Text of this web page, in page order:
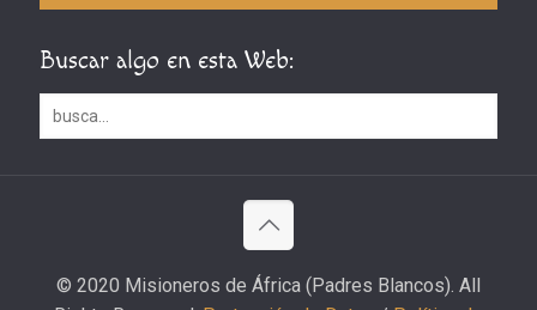
Buscar algo en esta Web:
© 2020 Misioneros de África (Padres Blancos). All